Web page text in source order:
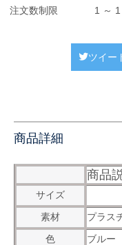
注文数制限 1 ～ 1
ツイー
商品詳細
商品
サイズ
素材
プラス
色
ブルー